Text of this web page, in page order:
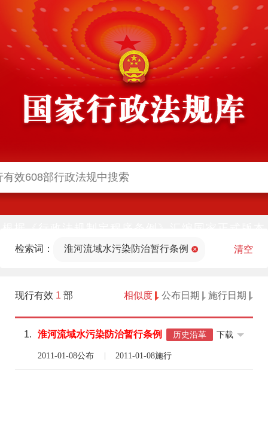
法部官网)同步公布
检索词： 淮河流域水污染防治暂行条例 清空
现行有效 1 部 相似度 公布日期 施行日期
1. 淮河流域水污染防治暂行条例 历史沿革
2011-01-08公布 2011-01-08施行
下载